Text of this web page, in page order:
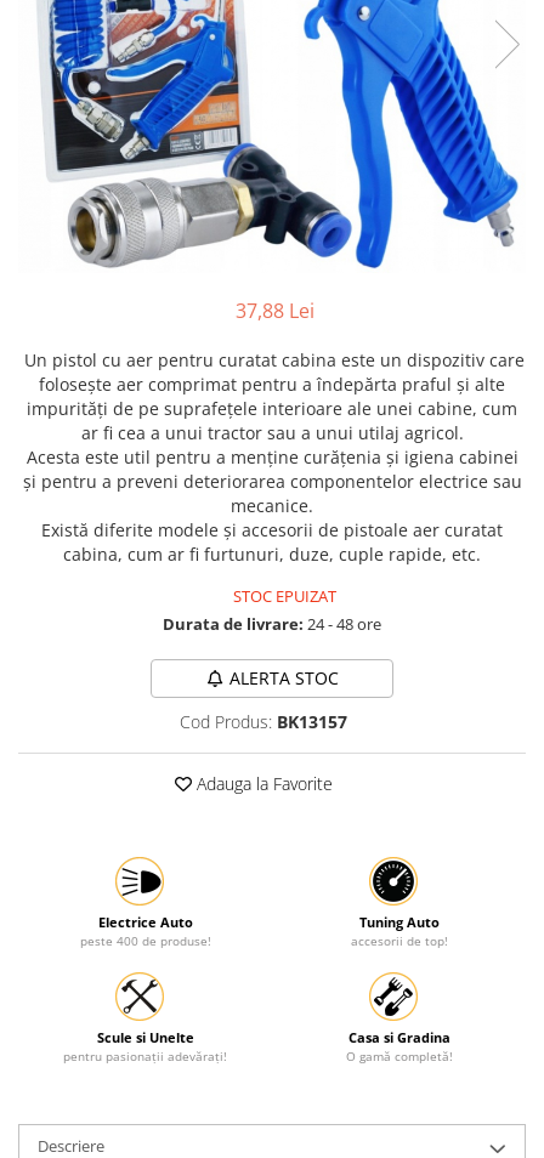
compresoare
Cricuri Auto Hidraulice
Pneumatice si Trapezoidale
Cricuri hidraulice
Cricuri pneumatice
Cricuri trapezoidale
Feon Electric
Generatoare curent
Masini de gaurit si Insurubat
Motoare electrice
Pistol de Lipit
Polizoare
Prelungitoare
Scule Pneumatice
Tunuri de caldura si aeroteme
Mixere
Motocositoare si Motosape
Nivela laser
Pistol de vopsit
Pompe
Rotopercutoare si bormasini
Taiat gresie si faianta
umidificatoare
37,88 Lei
Un pistol cu aer pentru curatat cabina este un dispozitiv care
folosește aer comprimat pentru a îndepărta praful și alte
impurități de pe suprafețele interioare ale unei cabine, cum
ar fi cea a unui tractor sau a unui utilaj agricol.
Acesta este util pentru a menține curățenia și igiena cabinei
și pentru a preveni deteriorarea componentelor electrice sau
mecanice.
Există diferite modele și accesorii de pistoale aer curatat
cabina, cum ar fi furtunuri, duze, cuple rapide, etc.
STOC EPUIZAT
Durata de livrare: 24 - 48 ore
ALERTA STOC
Cod Produs: BK13157
Adauga la Favorite
Electrice Auto
peste 400 de produse!
Tuning Auto
accesorii de top!
Scule si Unelte
pentru pasionații adevărați!
Casa si Gradina
O gamă completă!
Descriere